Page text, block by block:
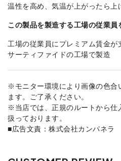
温性を高め、気温が上がったら上
この製品を製造する工場の従業員
工場の従業員にプレミアム賃金が
サーティファイドの工場で製造
※モニター環境により画像の色合
ます。ご了承ください。
※当店では、正規のルートから仕
扱っております。
■広告文責：株式会社カンパネラ